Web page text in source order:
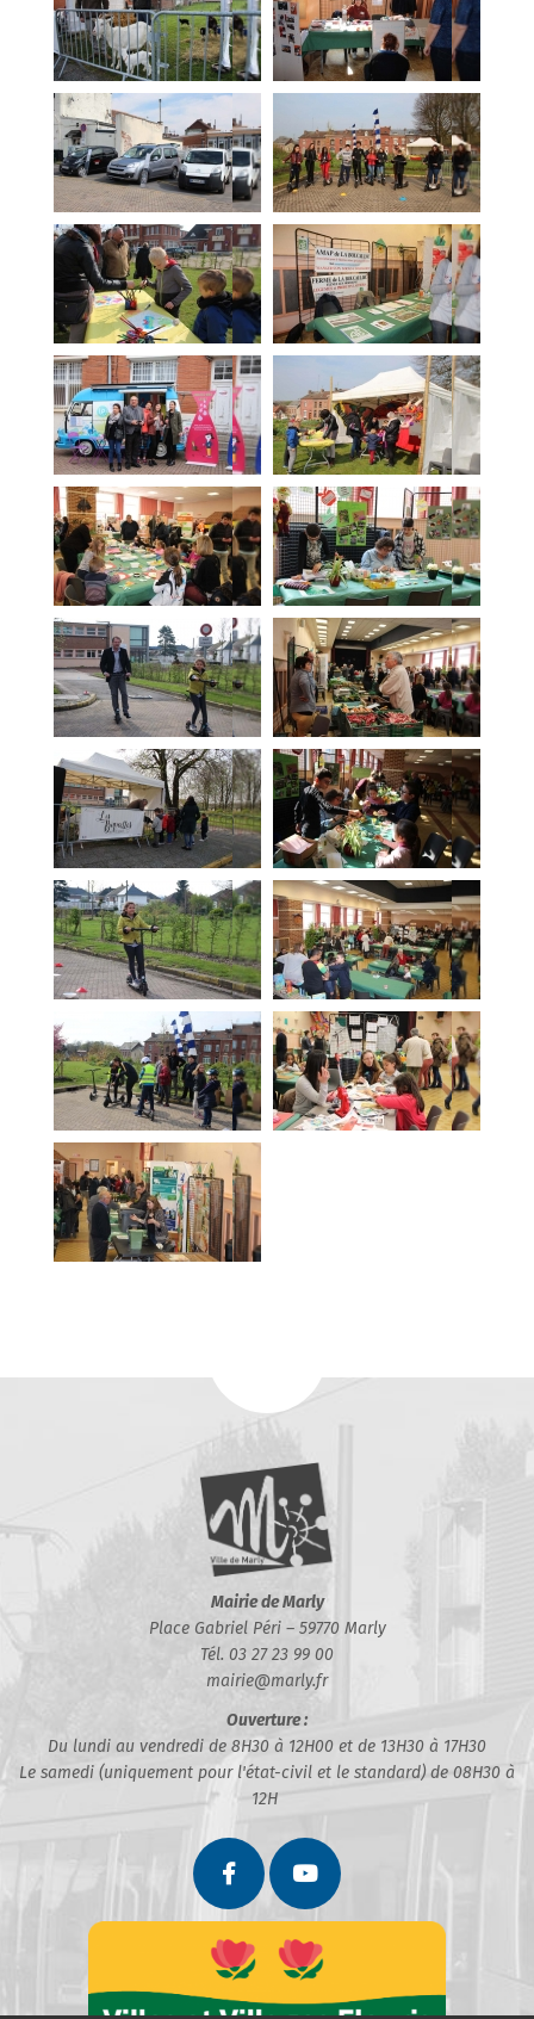
Mairie de Marly
Place Gabriel Péri – 59770 Marly
Tél. 03 27 23 99 00
mairie@marly.fr
Ouverture :
Du lundi au vendredi de 8H30 à 12H00 et de 13H30 à 17H30
Le samedi (uniquement pour l'état-civil et le standard) de 08H30 à
12H